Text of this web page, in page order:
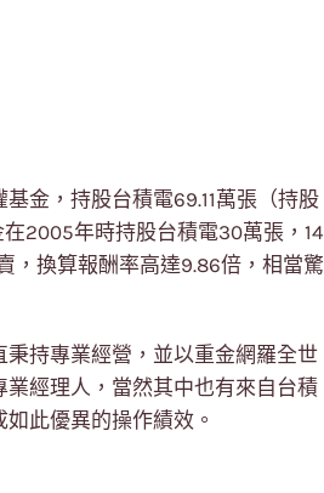
金，持股台積電69.11萬張（持股
2005年時持股台積電30萬張，14
，換算報酬率高達9.86倍，相當驚
持專業經營，並以重金網羅全世
經理人，當然其中也有來自台積
此優異的操作績效。